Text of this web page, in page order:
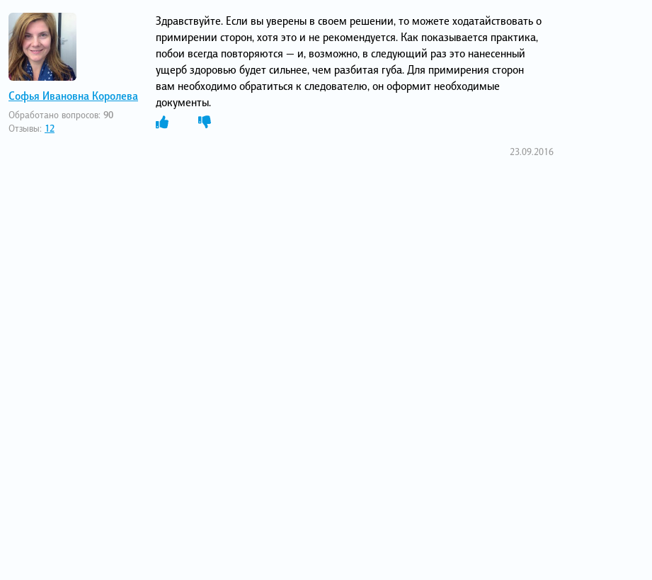
Софья Ивановна Королева
Обработано вопросов: 90
Отзывы: 12
Здравствуйте. Если вы уверены в своем решении, то можете ходатайствовать о
примирении сторон, хотя это и не рекомендуется. Как показывается практика,
побои всегда повторяются — и, возможно, в следующий раз это нанесенный
ущерб здоровью будет сильнее, чем разбитая губа. Для примирения сторон
вам необходимо обратиться к следователю, он оформит необходимые
документы.
23.09.2016